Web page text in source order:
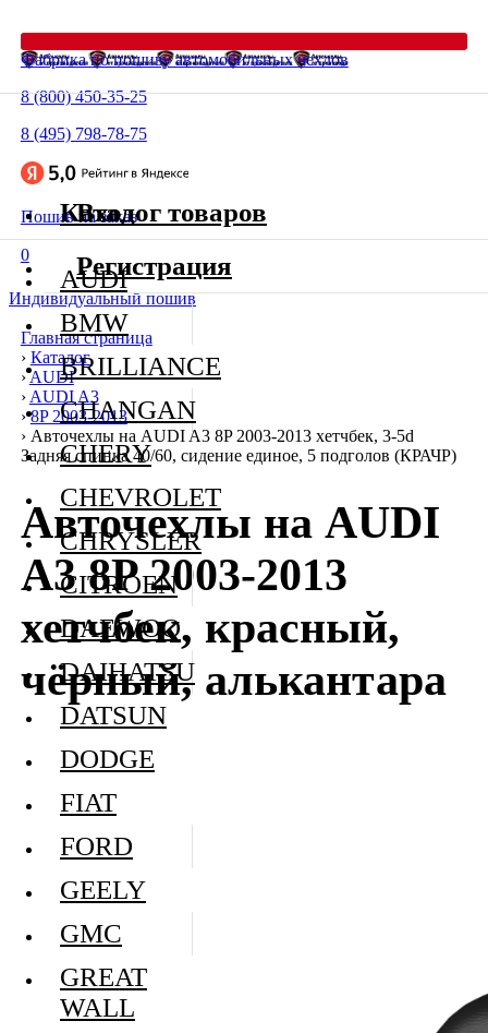
Фабрика по пошиву автомобильных чехлов
8 (800) 450-35-25
8 (495) 798-78-75
Пошив на заказ
0
Индивидуальный пошив
Главная страница
› Каталог
›AUDI
› AUDI A3
› 8P 2003-2013
› Авточехлы на AUDI A3 8P 2003-2013 хетчбек, 3-5d
Задняя спинка 40/60, сидение единое, 5 подголов (КРАЧР)
Авточехлы на AUDI
A3 8P 2003-2013
хетчбек, красный,
чёрный, алькантара
Каталог товаров
AUDI
BMW
BRILLIANCE
CHANGAN
CHERY
CHEVROLET
CHRYSLER
CITROEN
DAEWOO
DAIHATSU
DATSUN
DODGE
FIAT
FORD
GEELY
GMC
GREAT
WALL
Вход
Регистрация